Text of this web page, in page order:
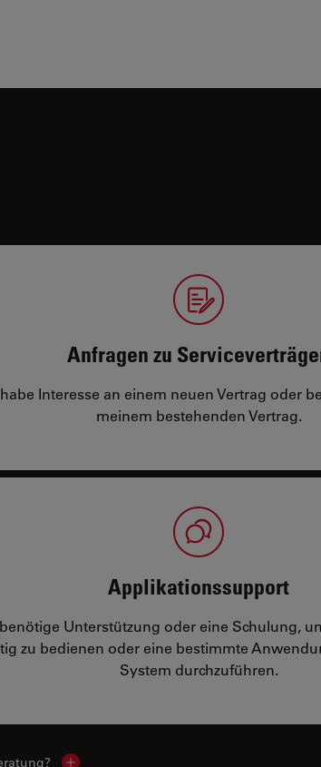
Anfragen zu
Interesse an einem neuen Vertrag oder
meinem bestehenden Vertrag.
Applikationssupport
Unterstützung oder eine Schulung,
zu bedienen oder eine bestimmte
System durchzuführen.